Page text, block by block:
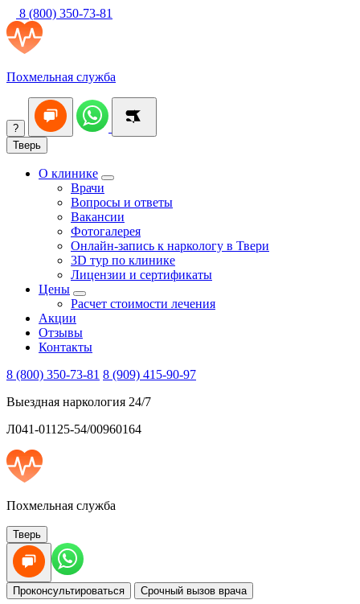
8 (800) 350-73-81
Похмельная служба
?
Тверь
О клинике
Врачи
Вопросы и ответы
Вакансии
Фотогалерея
Онлайн-запись к наркологу в Твери
3D тур по клинике
Лицензии и сертификаты
Цены
Расчет стоимости лечения
Акции
Отзывы
Контакты
8 (800) 350-73-81 8 (909) 415-90-97
Выездная наркология 24/7
Л041-01125-54/00960164
Похмельная служба
Тверь
Проконсультироваться Срочный вызов врача